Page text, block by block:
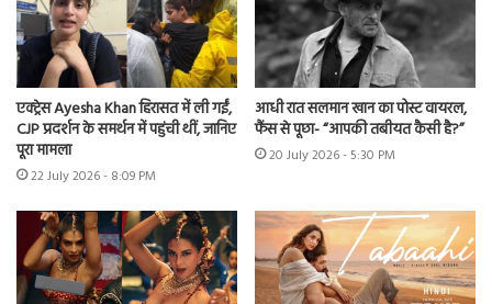
एक्ट्रेस Ayesha Khan हिरासत में ली गईं,
CJP प्रदर्शन के समर्थन में पहुंची थीं, जानिए
पूरा मामला
22 July 2026 - 8:09 PM
आधी रात सलमान खान का पोस्ट वायरल,
फैंस से पूछा- “आपकी तबीयत कैसी है?”
20 July 2026 - 5:30 PM